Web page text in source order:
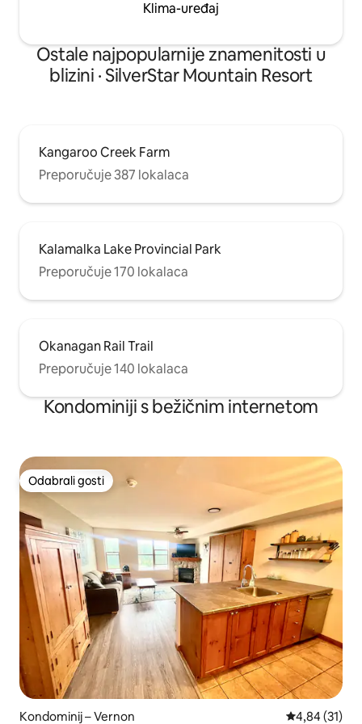
Klima-uređaj
Ostale najpopularnije znamenitosti u
blizini · SilverStar Mountain Resort
Kangaroo Creek Farm
Preporučuje 387 lokalaca
Kalamalka Lake Provincial Park
Preporučuje 170 lokalaca
Okanagan Rail Trail
Preporučuje 140 lokalaca
Kondominiji s bežičnim internetom
Odabrali gosti
Odabrali gosti
Kondominij – Vernon Prosječna
4,84 (31)